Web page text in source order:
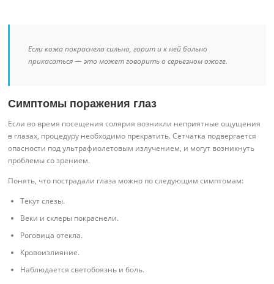
Если кожа покраснела сильно, горит и к ней больно
прикасаться — это может говорить о серьезном ожоге.
Симптомы поражения глаз
Если во время посещения солярия возникли неприятные ощущения
в глазах, процедуру необходимо прекратить. Сетчатка подвергается
опасности под ультрафиолетовым излучением, и могут возникнуть
проблемы со зрением.
Понять, что пострадали глаза можно по следующим симптомам:
Текут слезы.
Веки и склеры покраснели.
Роговица отекла.
Кровоизлияние.
Наблюдается светобоязнь и боль.